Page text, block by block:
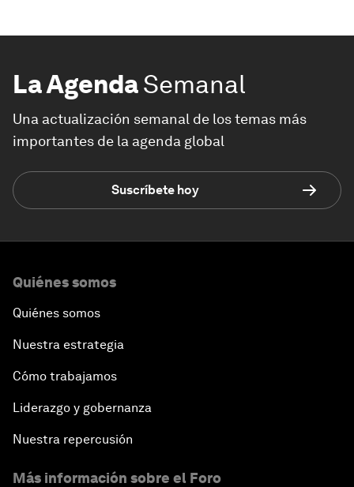
La AgendaSemanal
Una actualización semanal de los temas más
importantes de la agenda global
Suscríbete hoy
Quiénes somos
Quiénes somos
Nuestra estrategia
Cómo trabajamos
Liderazgo y gobernanza
Nuestra repercusión
Más información sobre el Foro